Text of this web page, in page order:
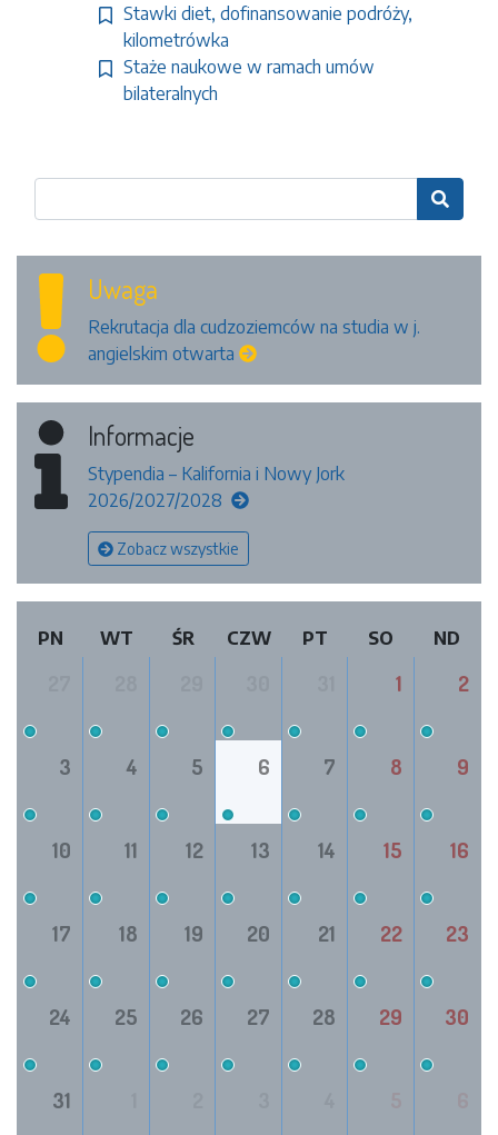
Stawki diet, dofinansowanie podróży,
kilometrówka
Staże naukowe w ramach umów
bilateralnych

Uwaga
Rekrutacja dla cudzoziemców na studia w j.
angielskim otwarta
Informacje
Stypendia – Kalifornia i Nowy Jork
2026/2027/2028
Zobacz wszystkie
PN WT ŚR CZW PT SO ND
1 2
3 4 5 6 7 8 9
10 11 12 13 14 15 16
17 18 19 20 21 22 23
24 25 26 27 28 29 30
31